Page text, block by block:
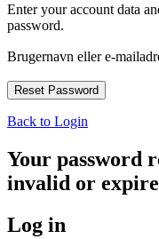
Enter your account data
password.
Brugernavn eller e-
Back to Login
Your password
invalid or
Log in